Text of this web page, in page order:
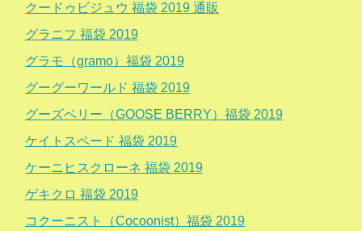
クードゥビジュウ 福袋 2019 通販
グラニフ 福袋 2019
グラモ（gramo）福袋 2019
グーグーワールド 福袋 2019
グーズベリー（GOOSE BERRY）福袋 2019
ケイトスペード 福袋 2019
ケーニヒスクローネ 福袋 2019
ゲキクロ 福袋 2019
コクーニスト（Cocoonist）福袋 2019